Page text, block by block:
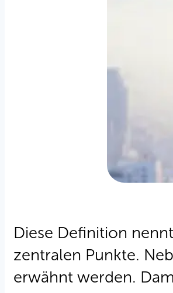
Diese Definition
zentralen Punkte.
erwähnt werden.